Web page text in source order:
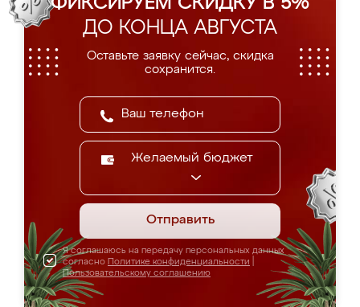
ДО КОНЦА АВГУСТА
Оставьте заявку сейчас, скидка
сохранится.
Желаемый бюджет
Отправить
Я соглашаюсь на передачу персональных данных
согласно Политике конфиденциальности
Пользовательскому соглашению